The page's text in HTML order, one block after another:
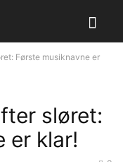
Første musiknavne er
sløret:
er klar!